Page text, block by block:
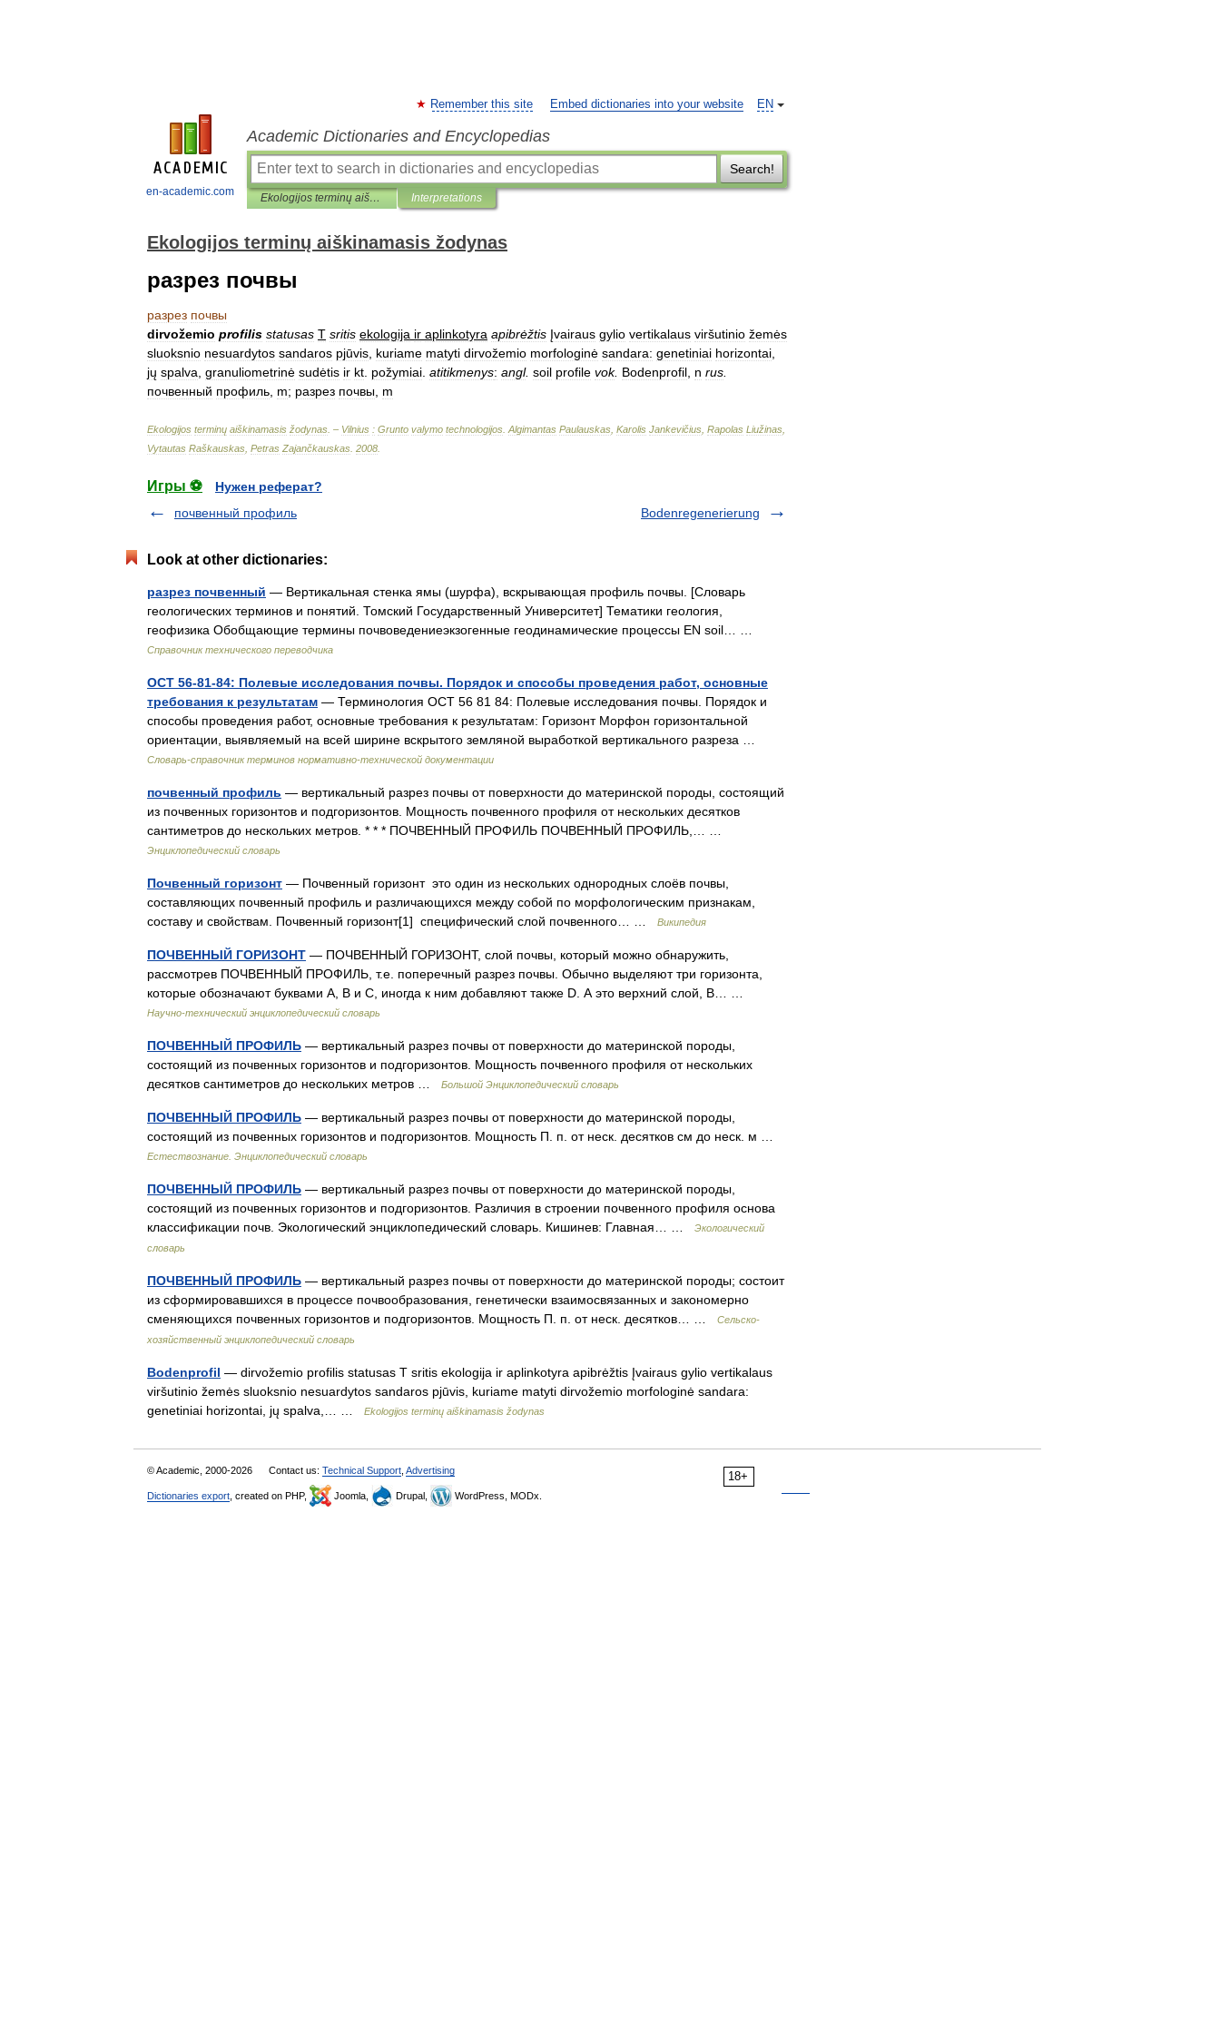
en-academic.com
EN
Remember this site Embed dictionaries into your website
Academic Dictionaries and Encyclopedias
Search!
Ekologijos terminų aiškinamasis žodynas Interpretations
Ekologijos terminų aiškinamasis žodynas
разрез почвы
разрез почвы
dirvožemio profilis statusas T sritis ekologija ir aplinkotyra apibrėžtis Įvairaus gylio vertikalaus viršutinio žemės
sluoksnio nesuardytos sandaros pjūvis kuriame matyti dirvožemio morfologinė sandara: genetiniai horizontai
jų spalva granuliometrinė sudėtis ir kt požymiai atitikmenys: angl. soil profile vok. Bodenprofil n rus
почвенный профиль m; разрез почвы m
Ekologijos terminų aiškinamasis žodynas . – Vilnius : Grunto valymo technologijos Algimantas Paulauskas Karolis Jankevičius Rapolas Liužinas
Vytautas Raškauskas Petras Zajančkauskas 2008
Игры ⚽
Нужен реферат?
почвенный профиль
Bodenregenerierung
Look at other dictionaries:
разрез почвенный — Вертикальная стенка ямы (шурфа), вскрывающая профиль почвы. [Словарь
геологических терминов и понятий. Томский Государственный Университет] Тематики геология,
геофизика Обобщающие термины почвоведениеэкзогенные геодинамические процессы EN soil… …
Справочник технического переводчика
ОСТ 56-81-84: Полевые исследования почвы. Порядок и способы проведения работ, основные
требования к результатам — Терминология ОСТ 56 81 84: Полевые исследования почвы. Порядок и
способы проведения работ, основные требования к результатам: Горизонт Морфон горизонтальной
ориентации, выявляемый на всей ширине вскрытого земляной выработкой вертикального разреза …
Словарь-справочник терминов нормативно-технической документации
почвенный профиль — вертикальный разрез почвы от поверхности до материнской породы, состоящий
из почвенных горизонтов и подгоризонтов. Мощность почвенного профиля от нескольких десятков
сантиметров до нескольких метров. * * * ПОЧВЕННЫЙ ПРОФИЛЬ ПОЧВЕННЫЙ ПРОФИЛЬ,… …
Энциклопедический словарь
Почвенный горизонт — Почвенный горизонт это один из нескольких однородных слоёв почвы,
составляющих почвенный профиль и различающихся между собой по морфологическим признакам,
составу и свойствам. Почвенный горизонт[1] специфический слой почвенного… …
Википедия
ПОЧВЕННЫЙ ГОРИЗОНТ — ПОЧВЕННЫЙ ГОРИЗОНТ, слой почвы, который можно обнаружить,
рассмотрев ПОЧВЕННЫЙ ПРОФИЛЬ, т.е. поперечный разрез почвы. Обычно выделяют три горизонта,
которые обозначают буквами А, В и С, иногда к ним добавляют также D. А это верхний слой, В… …
Научно-технический энциклопедический словарь
ПОЧВЕННЫЙ ПРОФИЛЬ — вертикальный разрез почвы от поверхности до материнской породы,
состоящий из почвенных горизонтов и подгоризонтов. Мощность почвенного профиля от нескольких
десятков сантиметров до нескольких метров …
Большой Энциклопедический словарь
ПОЧВЕННЫЙ ПРОФИЛЬ — вертикальный разрез почвы от поверхности до материнской породы,
состоящий из почвенных горизонтов и подгоризонтов. Мощность П. п. от неск. десятков см до неск. м …
Естествознание. Энциклопедический словарь
ПОЧВЕННЫЙ ПРОФИЛЬ — вертикальный разрез почвы от поверхности до материнской породы,
состоящий из почвенных горизонтов и подгоризонтов. Различия в строении почвенного профиля основа
классификации почв. Экологический энциклопедический словарь. Кишинев: Главная… …
Экологический
словарь
ПОЧВЕННЫЙ ПРОФИЛЬ — вертикальный разрез почвы от поверхности до материнской породы; состоит
из сформировавшихся в процессе почвообразования, генетически взаимосвязанных и закономерно
сменяющихся почвенных горизонтов и подгоризонтов. Мощность П. п. от неск. десятков… …
Сельско-
хозяйственный энциклопедический словарь
Bodenprofil — dirvožemio profilis statusas T sritis ekologija ir aplinkotyra apibrėžtis Įvairaus gylio vertikalaus
viršutinio žemės sluoksnio nesuardytos sandaros pjūvis, kuriame matyti dirvožemio morfologinė sandara:
genetiniai horizontai, jų spalva,… …
Ekologijos terminų aiškinamasis žodynas
18+
© Academic, 2000-2026 Contact us: Technical Support Advertising
Dictionaries export , created on PHP, Joomla, Drupal, WordPress, MODx.